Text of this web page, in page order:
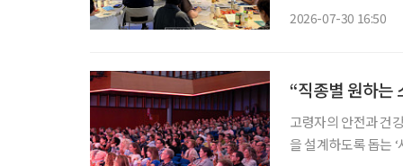
2026-07-30 16:50
“직종별 원하는
고령자의 안전과 건
을 설계하도록 돕는 ‘사람